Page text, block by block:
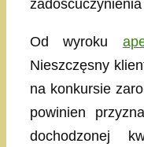
Od wyroku
Nieszczęsny
na konkursie
powinien
dochodzonej